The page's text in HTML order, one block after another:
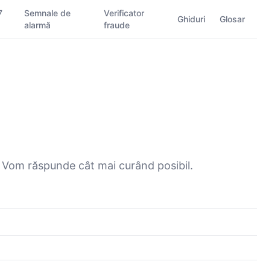
Semnale de
alarmă
Verificator
fraude
Ghiduri Glosar
răspunde cât mai curând posibil.